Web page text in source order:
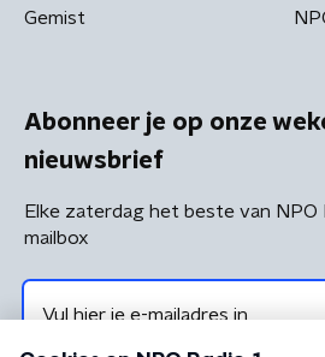
Gemist
Abonneer je op onze
nieuwsbrief
Elke zaterdag het beste van NPO
mailbox